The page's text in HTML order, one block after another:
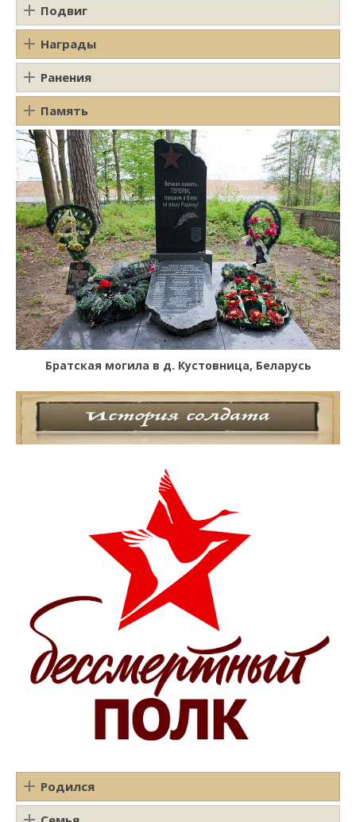
Подвиг
Награды
Ранения
Память
Братская могила в д. Кустовница, Беларусь
Родился